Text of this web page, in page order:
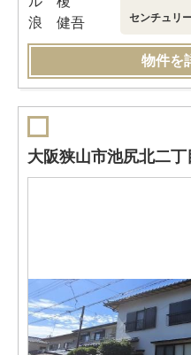
センチュリ
物件を
大阪狭山市池尻北二